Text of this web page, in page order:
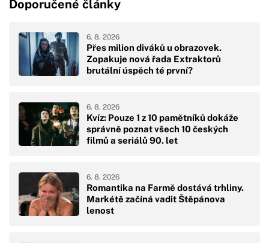
Doporučené články
Přes milion diváků u obrazovek.
Zopakuje nová řada Extraktorů
brutální úspěch té první?
6. 8. 2026
Kvíz: Pouze 1 z 10 pamětníků dokáže
správně poznat všech 10 českých
filmů a seriálů 90. let
6. 8. 2026
Romantika na Farmě dostává trhliny.
Markétě začíná vadit Štěpánova
lenost
6. 8. 2026